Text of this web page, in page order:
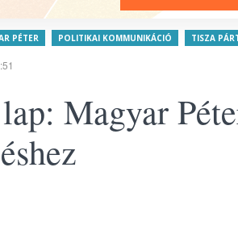
PÉTER POLITIKAI KOMMUNIKÁCIÓ TISZA
Magyar